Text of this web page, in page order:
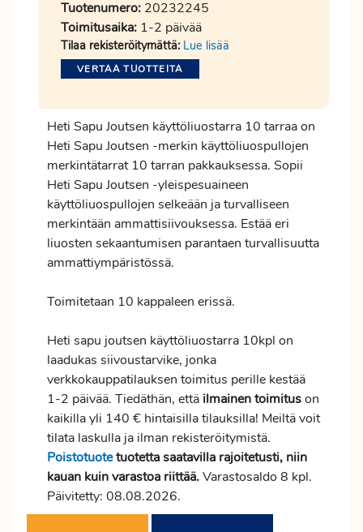
Tuotenumero: 20232245
Toimitusaika: 1-2 päivää
Tilaa rekisteröitymättä: Lue lisää
VERTAA TUOTTEITA
Heti Sapu Joutsen käyttöliuostarra 10 tarraa on
Heti Sapu Joutsen -merkin käyttöliuospullojen
merkintätarrat 10 tarran pakkauksessa. Sopii
Heti Sapu Joutsen -yleispesuaineen
käyttöliuospullojen selkeään ja turvalliseen
merkintään ammattisiivouksessa. Estää eri
liuosten sekaantumisen parantaen turvallisuutta
ammattiympäristössä.
Toimitetaan 10 kappaleen erissä.
Heti sapu joutsen käyttöliuostarra 10kpl on
laadukas siivoustarvike, jonka
verkkokauppatilauksen toimitus perille kestää
1-2 päivää. Tiedäthän, että ilmainentoimituson
kaikilla yli 140 € hintaisilla tilauksilla! Meiltä voit
tilata laskulla ja ilman rekisteröitymistä.
Poistotuotetuotetta saatavilla rajoitetusti, niin
kauan kuin varastoa riittää.Varastosaldo 8 kpl.
Päivitetty: 08.08.2026.